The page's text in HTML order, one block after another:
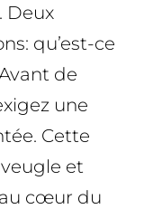
Deux
qu’est-ce
de
une
Cette
et
cœur du